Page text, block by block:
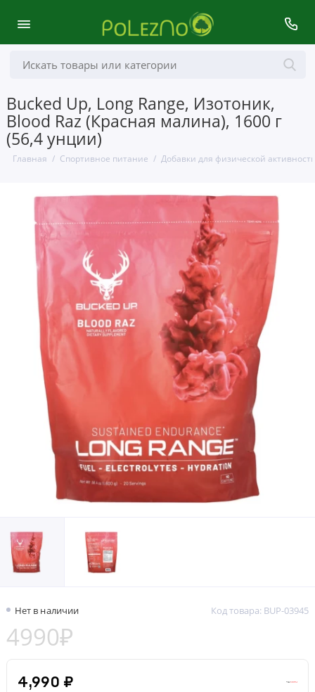
Bucked Up, Long Range, Изотоник,
Blood Raz (Красная малина), 1600 г
(56,4 унции)
Главная Спортивное питание Добавки для физической
Нет в наличии Код товара: BUP-03945
4990₽
4,990 ₽